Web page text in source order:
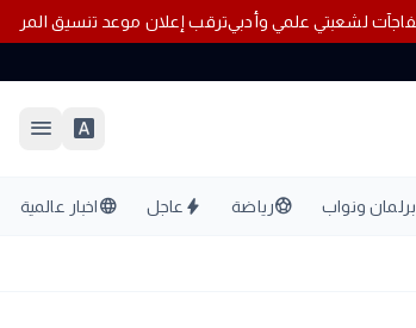
ترقب إعلان موعد
font_download
menu
برلمان ونواب sports_soccerرياضة bolt عاجل languageاخبار عالمية